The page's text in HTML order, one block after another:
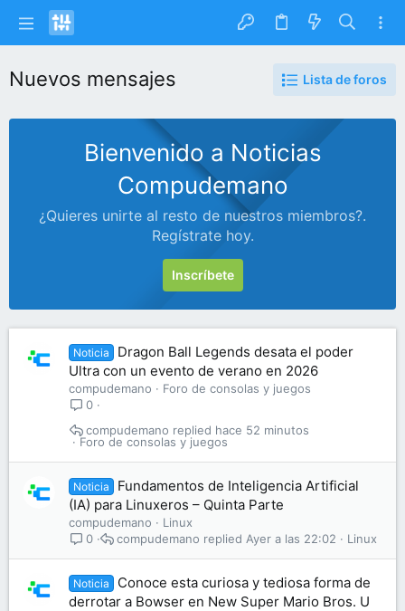
Nuevos mensajes Lista de foros
Bienvenido a Noticias
Compudemano
¿Quieres unirte al resto de nuestros miembros?.
Regístrate hoy.
Inscríbete
Noticia
Dragon Ball Legends desata el poder
Ultra con un evento de verano en 2026
compudemano
Foro de consolas y juegos
0
Foro de consolas y juegos
hace 52 minutos
compudemano
Noticia
Fundamentos de Inteligencia Artificial
(IA) para Linuxeros – Quinta Parte
compudemano
Linux
0
Linux
Ayer a las 22:02
compudemano
Noticia
Conoce esta curiosa y tediosa forma de
derrotar a Bowser en New Super Mario Bros. U